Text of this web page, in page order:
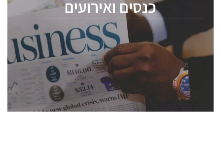
כנסים ואירועים
ChipEx2026 will be held on May 12-13, 2026. The
conference is intended for everyone involved in the
semiconductor industry, including engineers,
professional experts, and senior executives.
לחץ לפרטים